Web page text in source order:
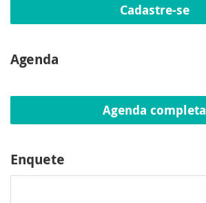
Cadastre-se
Agenda
Agenda completa
Enquete